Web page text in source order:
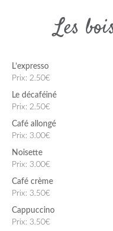
Les
L’expresso
Prix: 2.50€
Le décaféiné
Prix: 2.50€
Café allongé
Prix: 3.00€
Noisette
Prix: 3.00€
Café crème
Prix: 3.50€
Cappuccino
Prix: 3.50€